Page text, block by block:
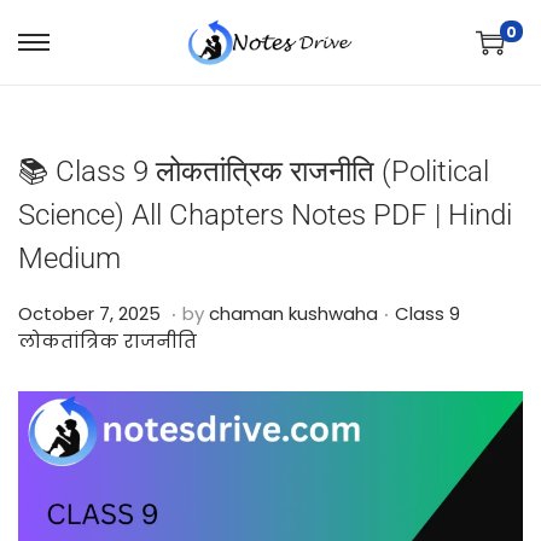
0
📚 Class 9 लोकतांत्रिक राजनीति (Political
Science) All Chapters Notes PDF | Hindi
Medium
Posted on
October 7, 2025 O
c
o
b
e
. bychaman kushwaha . Posted in
Class 9
लोकतांत्रिक राजनीति